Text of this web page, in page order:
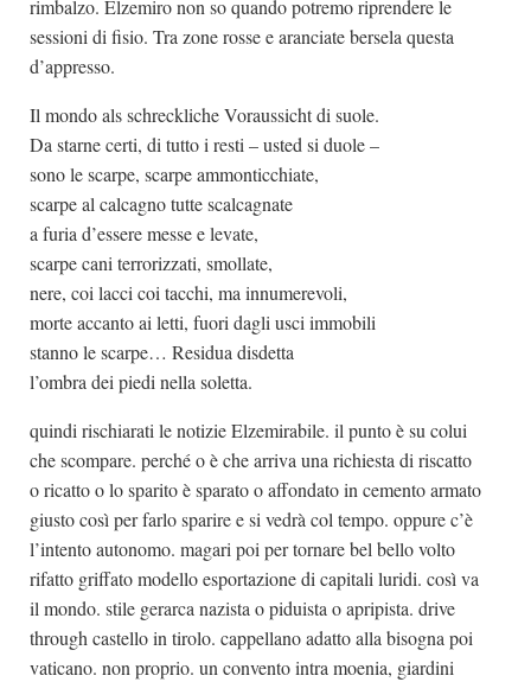
rimbalzo. Elzemiro non so quando potremo riprendere le
sessioni di fisio. Tra zone rosse e aranciate bersela questa
d’appresso.
Il mondo als schreckliche Voraussicht di suole.
Da starne certi, di tutto i resti – usted si duole –
sono le scarpe, scarpe ammonticchiate,
scarpe al calcagno tutte scalcagnate
a furia d’essere messe e levate,
scarpe cani terrorizzati, smollate,
nere, coi lacci coi tacchi, ma innumerevoli,
morte accanto ai letti, fuori dagli usci immobili
stanno le scarpe… Residua disdetta
l’ombra dei piedi nella soletta.
quindi rischiarati le notizie Elzemirabile. il punto è su colui
che scompare. perché o è che arriva una richiesta di riscatto
o ricatto o lo sparito è sparato o affondato in cemento armato
giusto così per farlo sparire e si vedrà col tempo. oppure c’è
l’intento autonomo. magari poi per tornare bel bello volto
rifatto griffato modello esportazione di capitali luridi. così va
il mondo. stile gerarca nazista o piduista o apripista. drive
through castello in tirolo. cappellano adatto alla bisogna poi
vaticano. non proprio. un convento intra moenia, giardini